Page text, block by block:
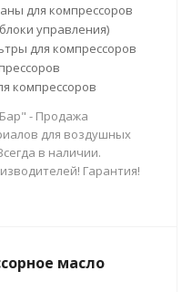
для компрессоров
управления)
для компрессоров
компрессоров
- Продажа
для воздушных
в наличии.
Гарантия!
масло